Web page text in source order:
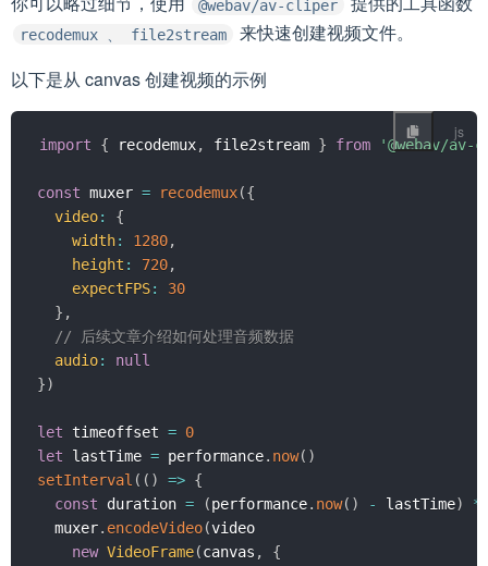
@webav/av-cliper
recodemux 、 file2stream
来快速创建视频文件。
以下是从 canvas 创建视频的示例
import { recodemux, file2stream } from '@webav/
const muxer = recodemux({
video:
{
width: 1280,
height : 720,
expectFPS:
30
} ,
// 后续文章介绍如何处理音频数据
audio:
null
})
let timeoffset = 0
let lastTime = performance. now( )
setInterval ( ( ) => {
const duration = (performance. now( ) - lastTime)
*
  muxer
. encodeVideo(video
new VideoFrame(canvas ,
{